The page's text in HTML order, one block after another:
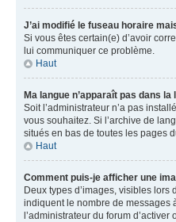
J’ai modifié le fuseau horaire
Si vous êtes certain(e) d’avoir
lui communiquer ce problème.
Haut
Ma langue n’apparaît pas dans la
Soit l’administrateur n’a pas
vous souhaitez. Si l’archive de
situés en bas de toutes les pages
Haut
Comment puis-je afficher une
Deux types d’images, visibles
indiquent le nombre de messages
l’administrateur du forum